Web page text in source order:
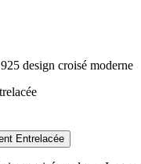
design croisé moderne